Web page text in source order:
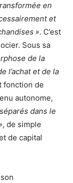
en
et
». C’est
Sous sa
de la
l’achat et de la
fonction de
autonome,
dans le
, de simple
de capital